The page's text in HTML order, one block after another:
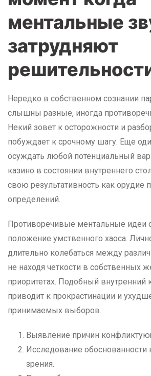
ментальные
затрудняют
Нередко в собственном сознании
слышны разные, иногда
Некий зовет к осторожности и
побуждает к срочному шагу. Еще
осуждать любой потенциальный
казино в состоянии внутреннего
свою результативность как орудие
определений.
Противоречивые ментальные идеи
положение умственного хаоса.
длительно колебаться между
не находя четкости в собственных
приоритетах. Подобный внутренний
приводит к прокрастинации и
принимаемых выборов.
Выявление причин
Исследование обоснованности
зрения.